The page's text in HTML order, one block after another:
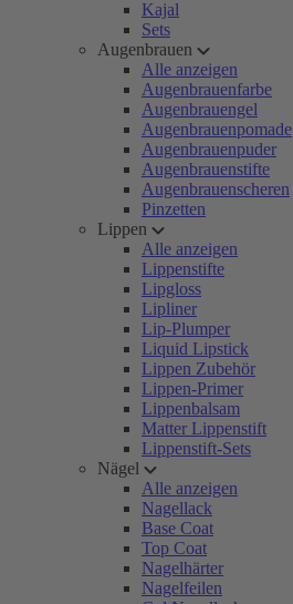
Kajal
Sets
Augenbrauen
Alle anzeigen
Augenbrauenfarbe
Augenbrauengel
Augenbrauenpomade
Augenbrauenpuder
Augenbrauenstifte
Augenbrauenscheren
Pinzetten
Lippen
Alle anzeigen
Lippenstifte
Lipgloss
Lipliner
Lip-Plumper
Liquid Lipstick
Lippen Zubehör
Lippen-Primer
Lippenbalsam
Matter Lippenstift
Lippenstift-Sets
Nägel
Alle anzeigen
Nagellack
Base Coat
Top Coat
Nagelhärter
Nagelfeilen